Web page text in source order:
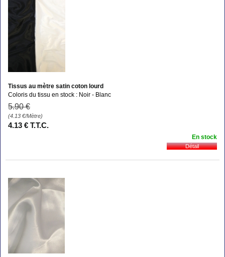
Tissus au mètre satin coton lourd
Coloris du tissu en stock : Noir - Blanc
5.90 €
(4.13 €/Mètre)
4.13 € T.T.C.
En stock